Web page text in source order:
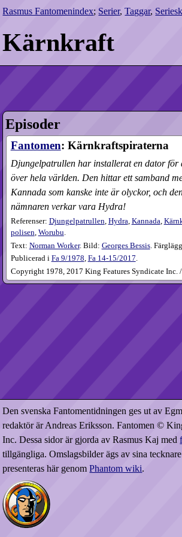
Rasmus Fantomenindex; Serier,Taggar,
Kärnkraft
Episoder
Fantomen: Kärnkraftspiraterna
Djungelpatrullen har installerat en dator för
över hela världen. Den hittar ett samband
Kannada som kanske inte är olyckor, och
nämnaren verkar vara Hydra!
Referenser: Djungelpatrullen, Hydra, Kannada,
polisen, Worubu.
Text: Norman Worker. Bild: Georges Bessis.
Publicerad i Fa9​/1978, Fa14-15​/2017.
Copyright 1978, 2017 King Features Syndicate Inc.
Den svenska Fantomentidningen ges ut av
redaktör är Andreas Eriksson. Fantomen ©
Inc. Dessa sidor är gjorda av Rasmus Kaj med
tillgängliga. Omslagsbilder ägs av sina
presenteras här genomPhantom wiki.